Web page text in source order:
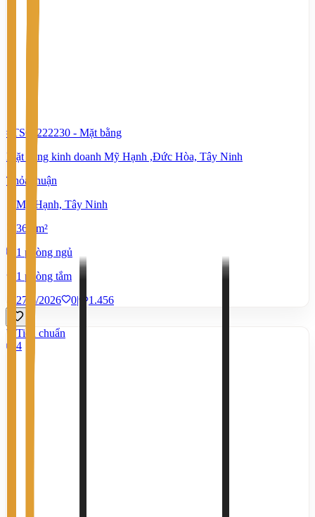
#TS67222230 - Mặt bằng
Mặt bằng kinh doanh Mỹ Hạnh ,Đức Hòa, Tây Ninh
Thỏa thuận
Mỹ Hạnh, Tây Ninh
360 m²
1 phòng ngủ
1 phòng tắm
27/6/2026
0| 1.456
Tiêu chuẩn
4